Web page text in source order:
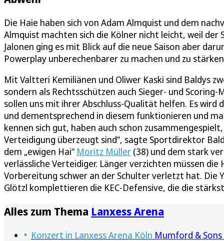
Die Haie haben sich von Adam Almquist und dem
Almquist machten sich die Kölner nicht leicht, weil
Jalonen ging es mit Blick auf die neue Saison aber
Powerplay unberechenbarer zu machen und zu
Mit Valtteri Kemiliänen und Oliwer Kaski sind Baldys
sondern als Rechtsschützen auch Sieger- und
sollen uns mit ihrer Abschluss-Qualität helfen. Es wird
und dementsprechend in diesem funktionieren und
kennen sich gut, haben auch schon
Verteidigung überzeugt sind“, sagte Sportdirektor
dem „ewigen Hai“ Moritz Müller (38) und dem stark
verlässliche Verteidiger. Länger verzichten müssen
Vorbereitung schwer an der Schulter verletzt hat. Die
Glötzl komplettieren die KEC-Defensive, die die
Alles zum Thema Lanxess Arena
Konzert in Lanxess Arena Köln Mumford &